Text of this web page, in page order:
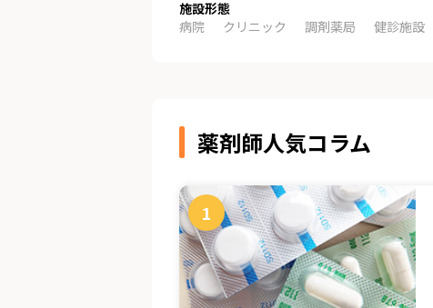
施設形態
病院
クリニック 調剤薬局 健診施設
薬剤師人気コラム